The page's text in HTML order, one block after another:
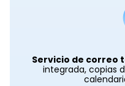
Servicio de correo
integrada, copias